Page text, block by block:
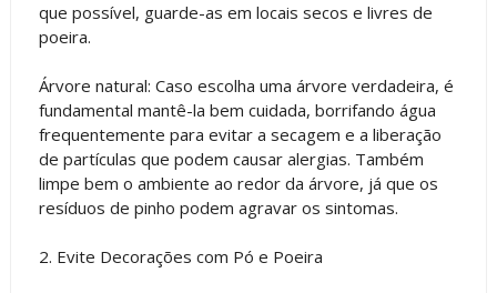
que possível, guarde-as em locais secos e livres de
poeira.
Árvore natural: Caso escolha uma árvore verdadeira, é
fundamental mantê-la bem cuidada, borrifando água
frequentemente para evitar a secagem e a liberação
de partículas que podem causar alergias. Também
limpe bem o ambiente ao redor da árvore, já que os
resíduos de pinho podem agravar os sintomas.
2. Evite Decorações com Pó e Poeira